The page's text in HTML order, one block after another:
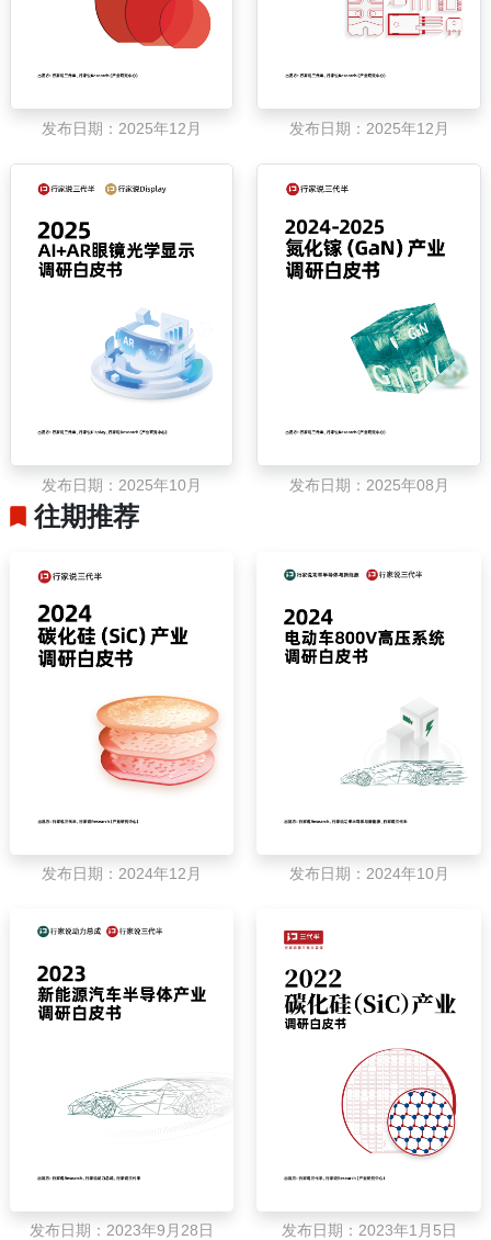
发布日期：2025年12月 发布日期：2025年12月
发布日期：2025年10月 发布日期：2025年08月
往期推荐
发布日期：2024年12月 发布日期：2024年10月
发布日期：2023年9月28日 发布日期：2023年1月5日